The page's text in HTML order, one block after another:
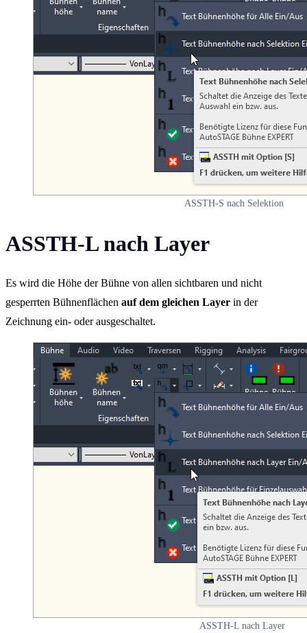
ASSTH-S nach Selektion
ASSTH-L nach Layer
Es wird die Höhe der Bühne von allen sichtbaren und nicht
gesperrten Bühnenflächen auf dem gleichen Layer in der
Zeichnung ein- oder ausgeschaltet.
ASSTH-L nach Layer